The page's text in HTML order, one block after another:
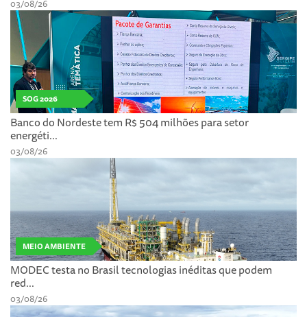
03/08/26
SOG 2026
Banco do Nordeste tem R$ 504 milhões para setor
energéti...
03/08/26
MEIO AMBIENTE
MODEC testa no Brasil tecnologias inéditas que podem
red...
03/08/26